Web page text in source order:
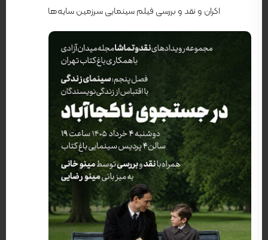
اکران و نقد و بررسی فیلم سینمایی سرزمین سایه‌ها